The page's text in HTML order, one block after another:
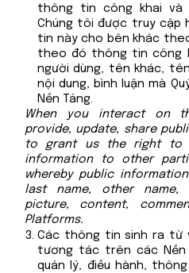
thông tin công khai và
Chúng tôi được truy cập
tin này cho bên khác
theo đó thông tin công
người dùng, tên khác,
nội dung, bình luận mà
Nền Tảng.
When you interact on
provide, update, share
to grant us the right to
information to other
whereby public
last name, other name,
picture, content,
Platforms.
Các thông tin sinh ra từ
tương tác trên các Nền
quản lý, điều hành,